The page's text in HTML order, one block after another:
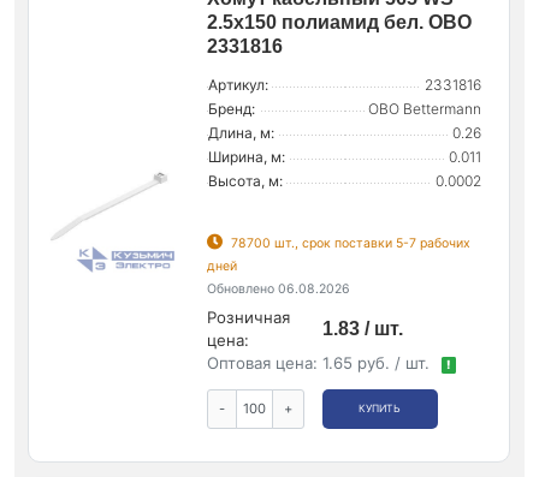
2.5х150 полиамид бел. OBO
2331816
Артикул:
2331816
Бренд:
OBO Bettermann
Длина, м:
0.26
Ширина, м:
0.011
Высота, м:
0.0002
78700 шт., срок поставки 5-7 рабочих
дней
Обновлено 06.08.2026
Розничная
цена:
1.83 / шт.
Оптовая цена: 1.65 руб. / шт. !
- + КУПИТЬ